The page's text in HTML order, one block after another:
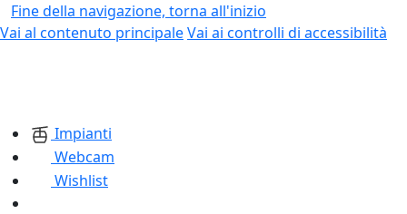
Fine della navigazione, torna all'inizio
Vai al contenuto principaleVai ai controlli di accessibilità
Impianti
Webcam
Wishlist